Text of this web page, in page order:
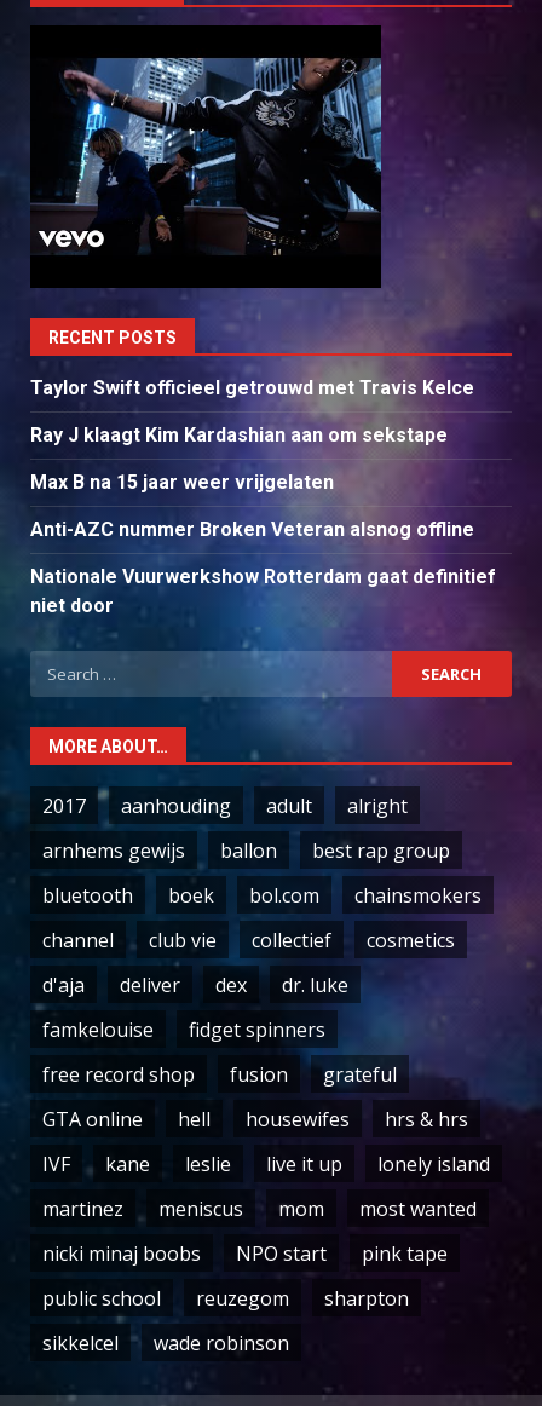
RECENT POSTS
Taylor Swift officieel getrouwd met Travis Kelce
Ray J klaagt Kim Kardashian aan om sekstape
Max B na 15 jaar weer vrijgelaten
Anti-AZC nummer Broken Veteran alsnog offline
Nationale Vuurwerkshow Rotterdam gaat definitief
niet door
Search
for:
MORE ABOUT…
2017 aanhouding adult
alright
arnhems gewijs
ballon
best rap group
bluetooth
boek bol.com
chainsmokers
channel
club vie collectief
cosmetics
d'aja
deliver dex
dr. luke
famkelouise
fidget spinners
free record shop
fusion
grateful
GTA online
hell housewifes
hrs & hrs
IVF
kane leslie live it up
lonely island
martinez
meniscus mom
most wanted
nicki minaj boobs
NPO start
pink tape
public school
reuzegom
sharpton
sikkelcel
wade robinson